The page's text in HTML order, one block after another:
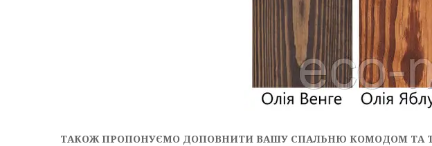
ТАКОЖ ПРОПОНУЄМО ДОПОВНИТИ ВАШУ СПАЛЬНЮ КОМОДОМ ТА